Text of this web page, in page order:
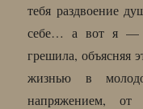
тебя раздвоение
себе… а вот я —
грешила, объясняя
жизнью в
напряжением, от